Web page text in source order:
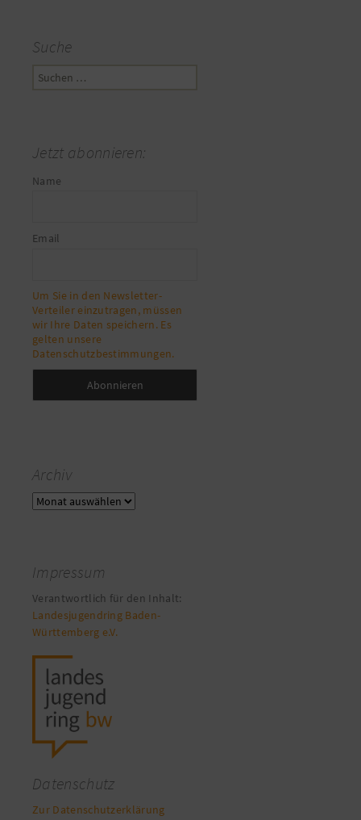
Suche
Suchen
Jetzt abonnieren:
Name
Email
Um Sie in den Newsletter-
Verteiler einzutragen, müssen
wir Ihre Daten speichern. Es
gelten unsere
Datenschutzbestimmungen.
Archiv
Archiv
Impressum
Verantwortlich für den Inhalt:
Landesjugendring Baden-
Württemberg e.V.
Datenschutz
Zur Datenschutzerklärung